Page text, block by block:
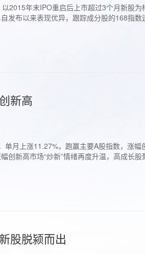
2015年末IPO重启后上市超过3个月新股
发布以来表现优异，跟踪成分股的168指
新高
月上涨11.27%，跑赢主要A股指数，涨
创新高市场“炒新”情绪再度升温，高成长
股脱颍而出